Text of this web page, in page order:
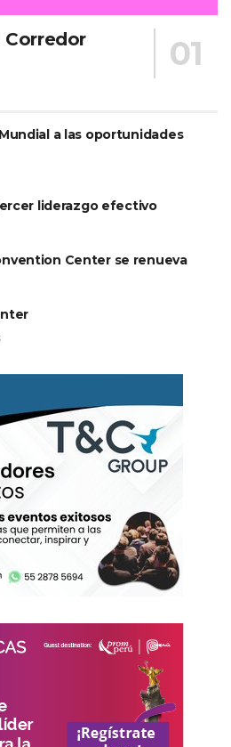
Corredor
a las oportunidades
liderazgo efectivo
Center se renueva